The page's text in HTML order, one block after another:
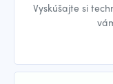
Vyskúšajte si